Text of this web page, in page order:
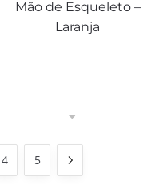
Mão de Esqueleto –
Laranja
4 5